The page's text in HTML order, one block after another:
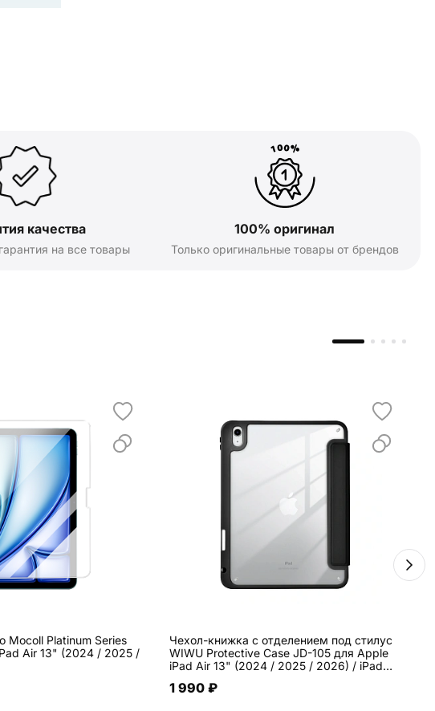
качества
на все товары
100% оригинал
Только оригинальные товары от брендов
Mocoll Platinum Series
Air 13" (2024 / 2025 /
Чехол-книжка c отделением под стилус
WIWU Protective Case JD-105 для Apple
iPad Air 13" (2024 / 2025 / 2026) / iPad
кожа, чёрный
1 990 ₽